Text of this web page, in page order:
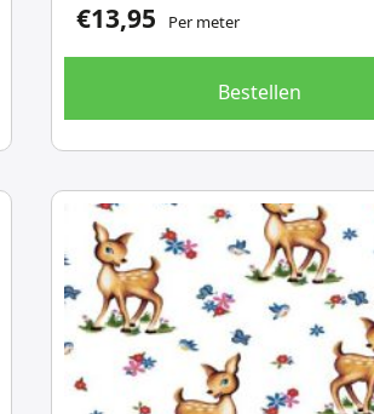
€13,95 Per meter
Bestellen